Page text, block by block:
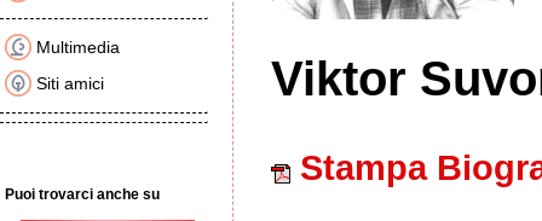
Multimedia
Siti amici
Puoi trovarci anche su
Viktor
Stampa